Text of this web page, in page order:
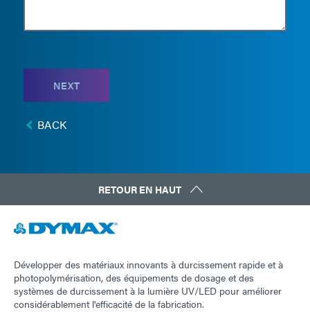
NEXT
BACK
RETOUR EN HAUT
Développer des matériaux innovants à durcissement rapide et à
photopolymérisation, des équipements de dosage et des
systèmes de durcissement à la lumière UV/LED pour améliorer
considérablement l'efficacité de la fabrication.